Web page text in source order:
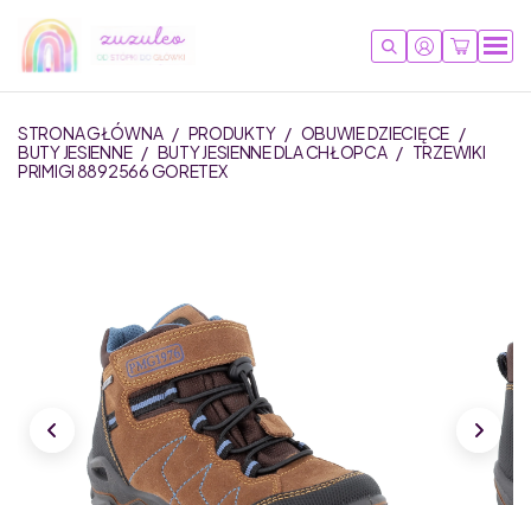
STRONA GŁÓWNA / PRODUKTY / OBUWIE DZIECIĘCE /
BUTY JESIENNE / BUTY JESIENNE DLA CHŁOPCA / TRZEWIKI
PRIMIGI 8892566 GORETEX